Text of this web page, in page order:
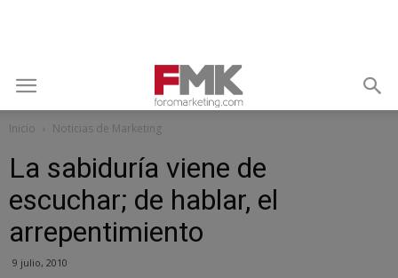
Inicio Noticias de Marketing
La sabiduría viene de
escuchar; de hablar, el
arrepentimiento
9 julio, 2010